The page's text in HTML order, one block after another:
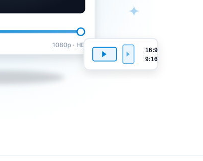
1080p · HD
16:9
9:16